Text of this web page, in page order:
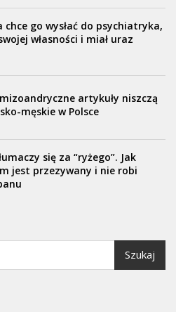
go wysłać do psychiatryka,
własności i miał uraz
artykuły niszczą
męskie w Polsce
się za “ryżego”. Jak
jest przezywany i nie robi
Szukaj